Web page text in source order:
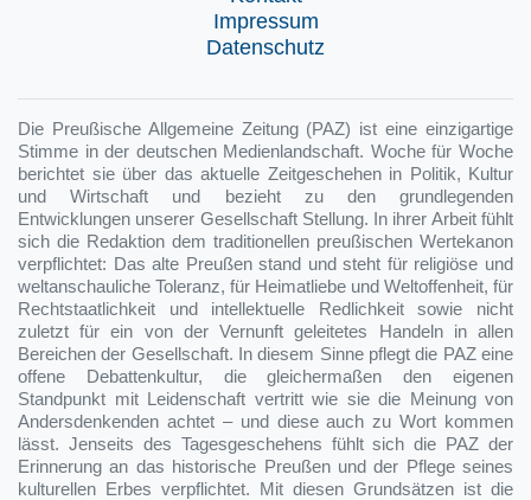
Impressum
Datenschutz
Die Preußische Allgemeine Zeitung (PAZ) ist eine einzigartige
Stimme in der deutschen Medienlandschaft. Woche für Woche
berichtet sie über das aktuelle Zeitgeschehen in Politik, Kultur
und Wirtschaft und bezieht zu den grundlegenden
Entwicklungen unserer Gesellschaft Stellung. In ihrer Arbeit fühlt
sich die Redaktion dem traditionellen preußischen Wertekanon
verpflichtet: Das alte Preußen stand und steht für religiöse und
weltanschauliche Toleranz, für Heimatliebe und Weltoffenheit, für
Rechtstaatlichkeit und intellektuelle Redlichkeit sowie nicht
zuletzt für ein von der Vernunft geleitetes Handeln in allen
Bereichen der Gesellschaft. In diesem Sinne pflegt die PAZ eine
offene Debattenkultur, die gleichermaßen den eigenen
Standpunkt mit Leidenschaft vertritt wie sie die Meinung von
Andersdenkenden achtet – und diese auch zu Wort kommen
lässt. Jenseits des Tagesgeschehens fühlt sich die PAZ der
Erinnerung an das historische Preußen und der Pflege seines
kulturellen Erbes verpflichtet. Mit diesen Grundsätzen ist die